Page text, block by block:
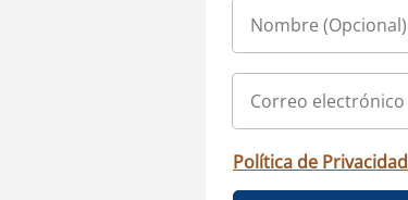
Política de Privacidad